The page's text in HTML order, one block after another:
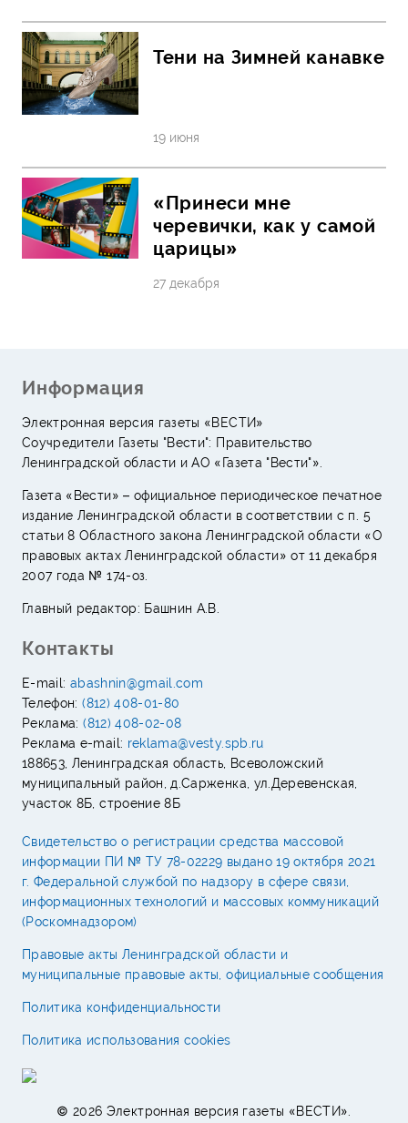
Тени на Зимней канавке
19 июня
«Принеси мне
черевички, как у самой
царицы»
27 декабря
Информация
Электронная версия газеты «ВЕСТИ»
Соучредители Газеты "Вести": Правительство
Ленинградской области и АО «Газета "Вести"».
Газета «Вести» – официальное периодическое печатное
издание Ленинградской области в соответствии с п. 5
статьи 8 Областного закона Ленинградской области «О
правовых актах Ленинградской области» от 11 декабря
2007 года № 174-оз.
Главный редактор: Башнин А.В.
Контакты
E-mail: abashnin@gmail.com
Телефон:(812) 408-01-80
Реклама:(812) 408-02-08
Реклама e-mail: reklama@vesty.spb.ru
188653, Ленинградская область, Всеволожский
муниципальный район, д.Сарженка, ул.Деревенская,
участок 8Б, строение 8Б
Свидетельство о регистрации средства массовой
информации ПИ № ТУ 78-02229 выдано 19 октября 2021
г. Федеральной службой по надзору в сфере связи,
информационных технологий и массовых коммуникаций
(Роскомнадзором)
Правовые акты Ленинградской области и
муниципальные правовые акты, официальные сообщения
Политика конфиденциальности
Политика использования cookies
© 2026 Электронная версия газеты «ВЕСТИ».